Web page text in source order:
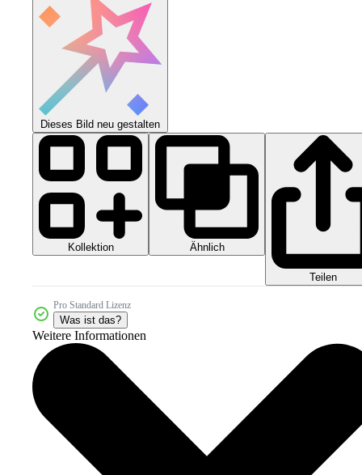
Dieses Bild neu gestalten
Kollektion Ähnlich
Teilen
Pro Standard Lizenz
Was ist das?
Weitere Informationen